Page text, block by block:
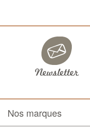
Newsletter
Nos marques